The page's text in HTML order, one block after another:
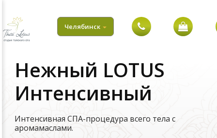
Челябинск
ПОЧЕМУ
МЫ
ПРОГРАММЫ
АКЦИЯ
ОПЛАТА
Нежный LOTUS
Интенсивный
Интенсивная СПА-процедура всего тела с
аромамаслами.